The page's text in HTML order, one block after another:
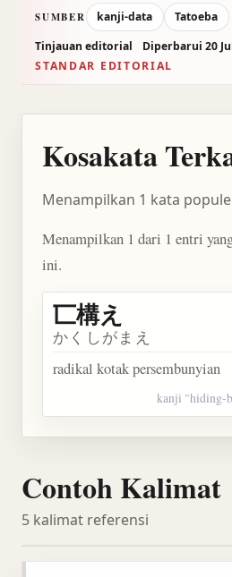
SUMBER kanji-data
Tatoeba
Tinjauan editorial
Diperbarui 20
STANDAR EDITORIAL
Kosakata
Menampilkan 1 kata
Menampilkan 1 dari 1 entri
ini.
匸構え
かくしがまえ
radikal kotak persembunyian
kanji "hiding-
Contoh Kalimat
5 kalimat referensi